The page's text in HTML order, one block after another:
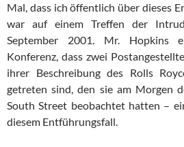
Mal, dass ich öffentlich über dieses
war auf einem Treffen der
September 2001. Mr. Hopkins
Konferenz, dass zwei
ihrer Beschreibung des Rolls
getreten sind, den sie am Morgen
South Street beobachtet hatten –
diesem Entführungsfall.